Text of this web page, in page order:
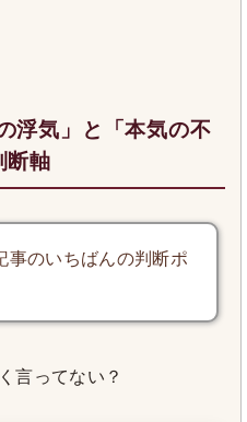
浮気」と「本気の不
断軸
事のいちばんの判断ポ
言ってない？